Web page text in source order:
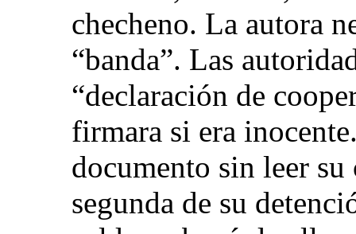
checheno. La autora
“banda”. Las
“declaración de
firmara si era
documento sin leer
segunda de su